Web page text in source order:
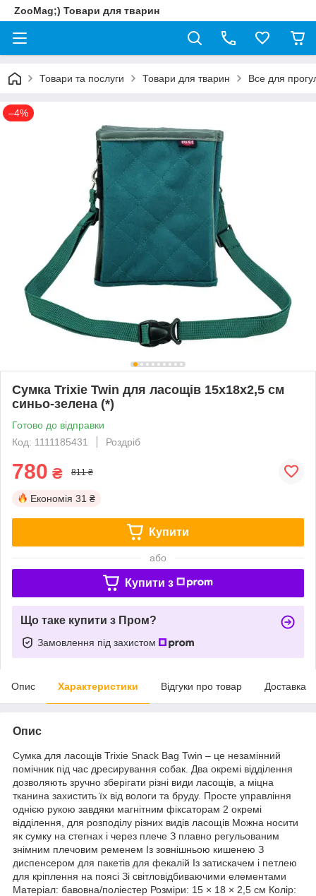
ZooMag;) Товари для тварин
Товари та послуги Товари для тварин Все для
–4%
Сумка Trixie Twin для ласощів 15х18х2,5 см
синьо-зелена (*)
Готово до відправки
Код: 1111185431
Роздріб
780 ₴ 811 ₴
Економія 31 ₴
Купити
або
Купити з
Що таке купити з Пром?
Замовлення під захистом
Опис Характеристики Відгуки про товар Доставка
Опис
Сумка для ласощів Trixie Snack Bag Twin – це незамінний
помічник під час дресирування собак. Два окремі відділення
дозволяють зручно зберігати різні види ласощів, а міцна
тканина захистить їх від вологи та бруду. Просте управління
однією рукою завдяки магнітним фіксаторам 2 окремі
відділення, для розподілу різних видів ласощів Можна носити
як сумку на стегнах і через плече З плавно регульованим
знімним плечовим ременем Із зовнішньою кишенею З
диспенсером для пакетів для фекалій Із затискачем і петлею
для кріплення на поясі Зі світловідбиваючими елементами
Матеріал: бавовна/поліестер Розміри: 15 × 18 × 2,5 см Колір: